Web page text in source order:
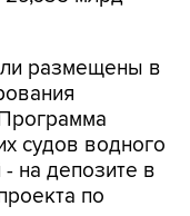
размещены в
судов водного
на депозите в
по